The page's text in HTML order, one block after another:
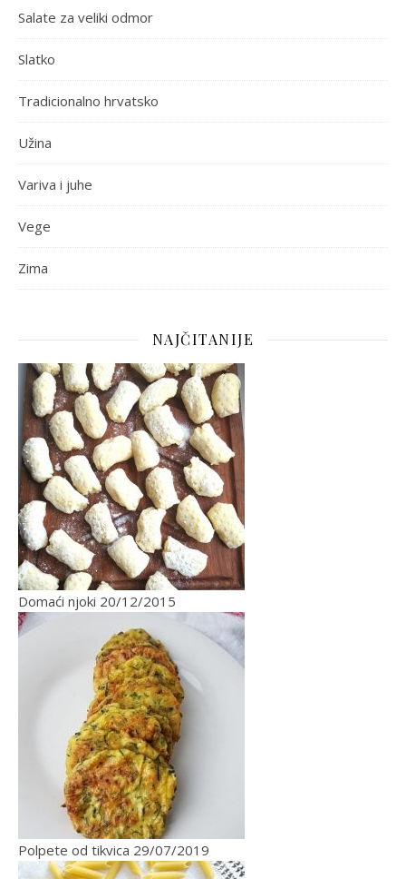
Salate za veliki odmor
Slatko
Tradicionalno hrvatsko
Užina
Variva i juhe
Vege
Zima
NAJČITANIJE
Domaći njoki 20/12/2015
Polpete od tikvica 29/07/2019